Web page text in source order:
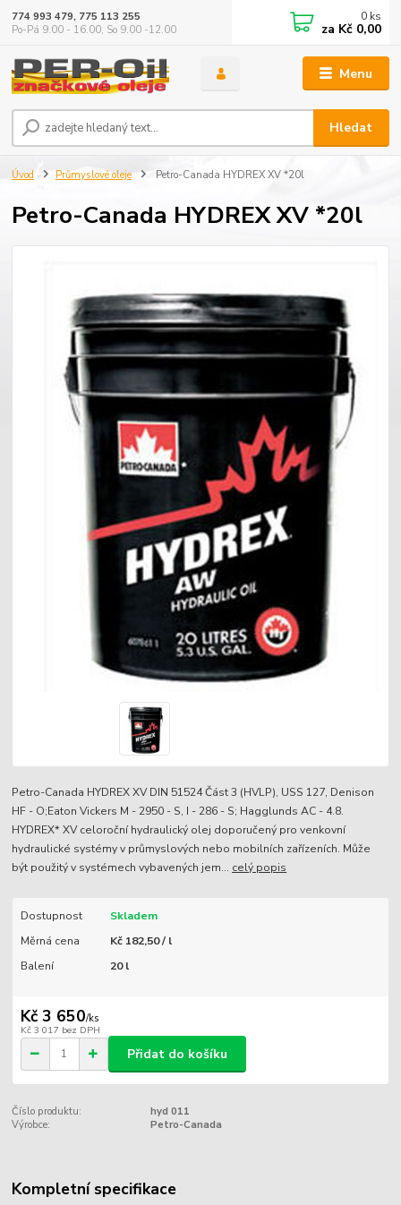
Menu
Hledat
774 993 479, 775 113 255
Po-Pá 9.00 - 16.00, So 9.00 -12.00
0 ks
za Kč 0,00
Úvod Průmyslové oleje Petro-Canada HYDREX XV *20l
Petro-Canada HYDREX XV *20l
Petro-Canada HYDREX XV DIN 51524 Část 3 (HVLP), USS 127, Denison
HF - O;Eaton Vickers M - 2950 - S, I - 286 - S; Hagglunds AC - 4.8.
HYDREX* XV celoroční hydraulický olej doporučený pro venkovní
hydraulické systémy v průmyslových nebo mobilních zařízeních. Může
být použitý v systémech vybavených jem... celý popis
Dostupnost
Skladem
Měrná cena
Kč 182,50 / l
Balení
20 l
Kč 3 650/ks
Kč 3 017 bez DPH
Přidat do košíku
Číslo produktu:
hyd 011
Výrobce:
Petro-Canada
Kompletní specifikace